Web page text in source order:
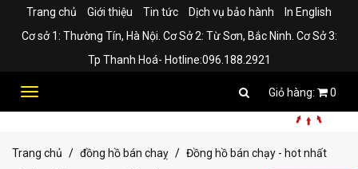
Trang chủ Giới thiệu Tin tức Dịch vụ bảo hành
In English
Cơ sở 1: Thường Tín, Hà Nội. Cơ Sở 2: Từ Sơn, Bắc Ninh. Cơ Sở 3:
Tp Thanh Hoá- Hotline:096.188.2921
Toggle
0
Trang chủ đồng hồ bán chaỵ
Đồng hồ bán chạy - hot nhất